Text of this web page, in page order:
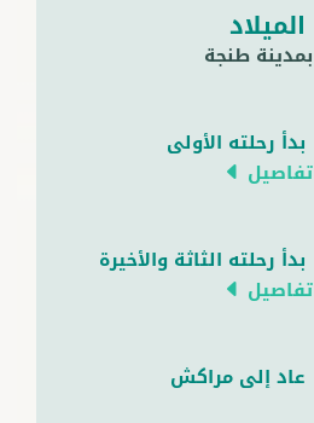
الميلاد
بمدينة طنجة
بدأ رحلته الأولى
تفاصيل
بدأ رحلته الثاثة والأخيرة
تفاصيل
عاد إلى مراكش